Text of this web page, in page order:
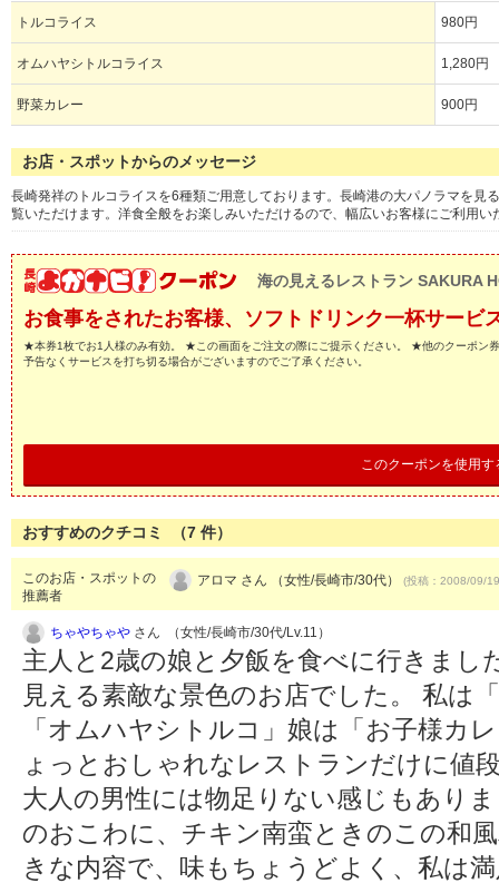
トルコライス 980円
オムハヤシトルコライス 1,280円
野菜カレー 900円
お店・スポットからのメッセージ
長崎発祥のトルコライスを6種類ご用意しております。長崎港の大パノラマを見
覧いただけます。洋食全般をお楽しみいただけるので、幅広いお客様にご利用い
海の見えるレストラン SAKURA
お食事をされたお客様、ソフトドリンク一杯サービ
★本券1枚でお1人様のみ有効。 ★この画面をご注文の際にご提示ください。 ★他のクーポン
予告なくサービスを打ち切る場合がございますのでご了承ください。
このクーポンを使用す
おすすめのクチコミ （7 件）
このお店・スポットの
推薦者
アロマ さん （女性/長崎市/30代） (投稿：2008/09/
ちゃやちゃや さん （女性/長崎市/30代/Lv.11）
主人と2歳の娘と夕飯を食べに行きまし
見える素敵な景色のお店でした。 私は
「オムハヤシトルコ」娘は「お子様カ
ょっとおしゃれなレストランだけに値
大人の男性には物足りない感じもあり
のおこわに、チキン南蛮ときのこの和
きな内容で、味もちょうどよく、私は